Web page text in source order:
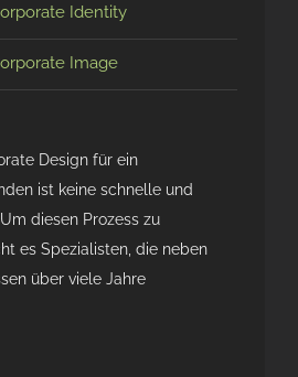
Identity
Image
Design für ein
ist keine schnelle und
diesen Prozess zu
es Spezialisten, die neben
über viele Jahre